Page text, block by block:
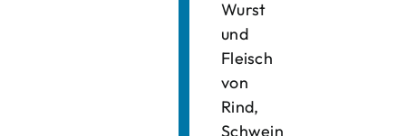
Wurst
und
Fleisch
von
Rind,
Schwein